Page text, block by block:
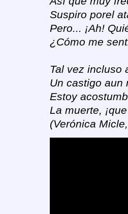
Suspiro porel
Pero... ¡Ah!
¿Cómo me
Tal vez incluso
Un castigo aun
Estoy
La muerte,
(Verónica